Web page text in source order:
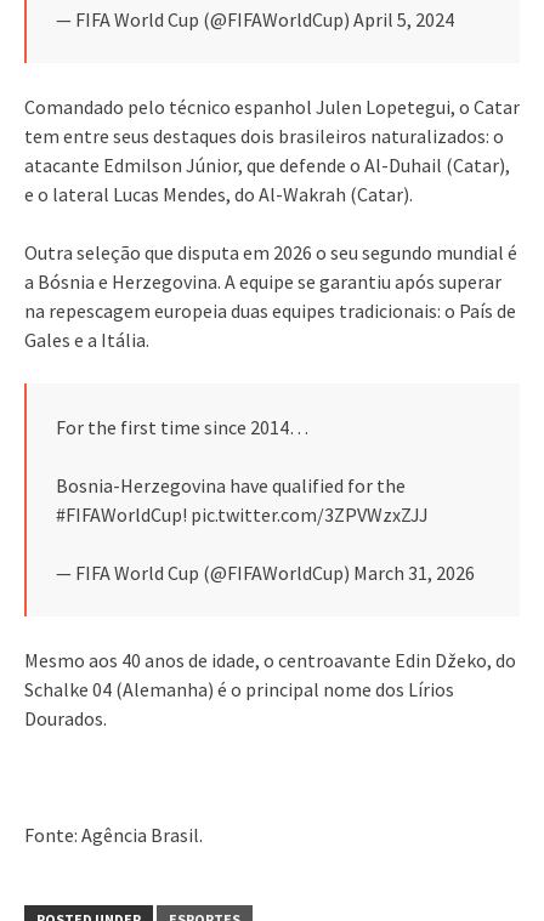
— FIFA World Cup (@FIFAWorldCup) April 5, 2024
Comandado pelo técnico espanhol Julen Lopetegui, o Catar
tem entre seus destaques dois brasileiros naturalizados: o
atacante Edmilson Júnior, que defende o Al-Duhail (Catar),
e o lateral Lucas Mendes, do Al-Wakrah (Catar).
Outra seleção que disputa em 2026 o seu segundo mundial é
a Bósnia e Herzegovina. A equipe se garantiu após superar
na repescagem europeia duas equipes tradicionais: o País de
Gales e a Itália.
For the first time since 2014…
Bosnia-Herzegovina have qualified for the
#FIFAWorldCup! pic.twitter.com/3ZPVWzxZJJ
— FIFA World Cup (@FIFAWorldCup) March 31, 2026
Mesmo aos 40 anos de idade, o centroavante Edin Džeko, do
Schalke 04 (Alemanha) é o principal nome dos Lírios
Dourados.
Fonte: Agência Brasil.